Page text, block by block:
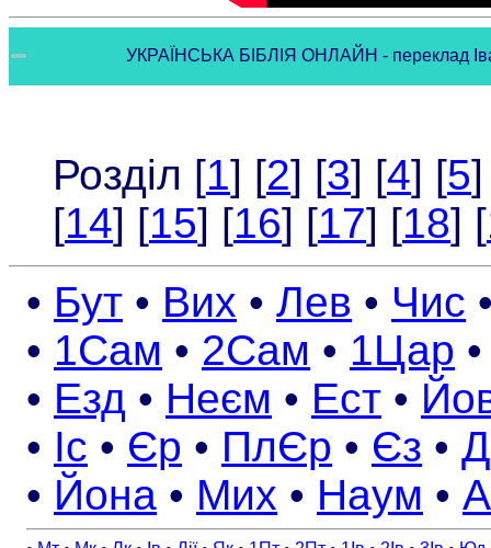
УКРАЇНСЬКА БІБЛІЯ ОНЛАЙН - переклад
Розділ [1] [2] [3] [4] [5
[14] [15] [16] [17] [18] [
• Бут • Вих • Лев • Чис
• 1Сам • 2Сам • 1Цар
• Езд • Неєм • Ест •
• Іс • Єр • ПлЄр • Єз •
• Йона • Мих • Наум •